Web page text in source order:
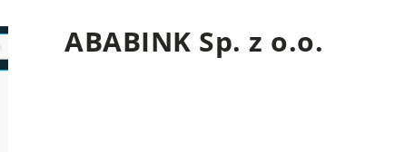
ABABINK Sp. z o.o.